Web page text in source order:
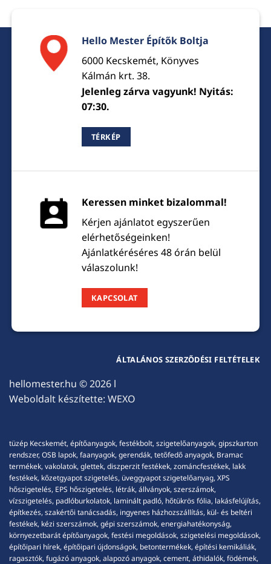
Hello Mester Építők Boltja
6000 Kecskemét, Könyves
Kálmán krt. 38.
Jelenleg zárva vagyunk! Nyitás:
07:30.
TÉRKÉP
Keressen minket bizalommal!
Kérjen ajánlatot egyszerűen
elérhetőségeinken!
Ajánlatkéréséres 48 órán belül
válaszolunk!
KAPCSOLAT
hellomester.hu © 2026 l
Weboldalt készítette: WEXO
ÁLTALÁNOS SZERZŐDÉSI FELTÉTELEK
tüzép Kecskemét, építőanyagok, festékbolt, szigetelőanyagok, gipszkarton
rendszer, OSB lapok, faanyagok, gerendák, tetőfedő anyagok, Bramac
termékek, vakolatok, glettek, diszperzit festékek, zománcfestékek, lakk
festékek, kőzetgyapot szigetelés, üveggyapot szigetelőanyag, XPS
hőszigetelés, EPS hőszigetelés, létrák, állványok, szerszámok,
vízszigetelés, padlóburkolatok, laminált padló, hőtükrös fólia, lakásfelújítás,
építkezés, szakértői tanácsadás, ingyenes házhozszállítás, kül- és beltéri
festékek, kézi szerszámok, gépi szerszámok, energiahatékonyság,
környezetbarát építőanyagok, festési megoldások, szigetelési megoldások,
építőipari hírek, építőipari újdonságok, betontermékek, építési kemikáliák,
ragasztók, fugázó anyagok, alapozó anyagok, cement, áthidalók, födémek,